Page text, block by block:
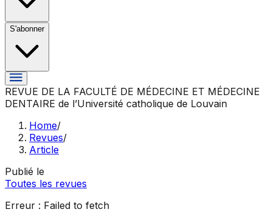
S'abonner
REVUE DE LA FACULTÉ DE MÉDECINE ET MÉDECINE
DENTAIRE de l’Université catholique de Louvain
Home/
Revues/
Article
Publié le
Toutes les revues
Erreur : Failed to fetch